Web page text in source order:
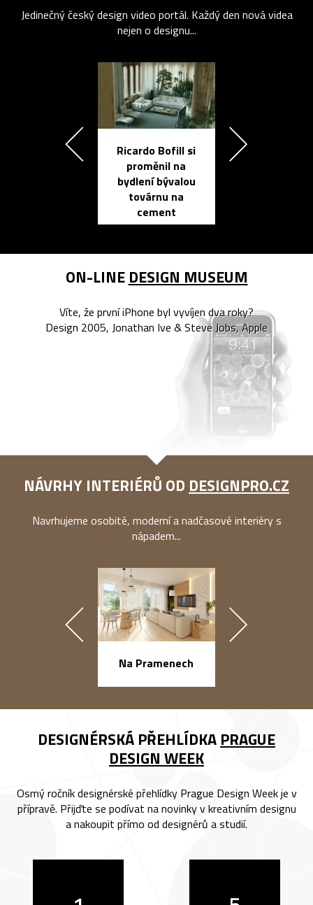
Jedinečný český design video portál. Každý den nová videa
nejen o designu...
Ricardo Bofill si
proměnil na
bydlení bývalou
továrnu na
cement
ON-LINE DESIGN MUSEUM
Víte, že první iPhone byl vyvíjen dva roky?
Design 2005, Jonathan Ive & Steve Jobs, Apple
NÁVRHY INTERIÉRŮ OD DESIGNPRO.CZ
Navrhujeme osobité, moderní a nadčasové interiéry s
nápadem...
Na Pramenech
DESIGNÉRSKÁ PŘEHLÍDKA PRAGUE
DESIGN WEEK
Osmý ročník designérské přehlídky Prague Design Week je v
přípravě. Přijďte se podívat na novinky v kreativním designu
a nakoupit přímo od designérů a studií.